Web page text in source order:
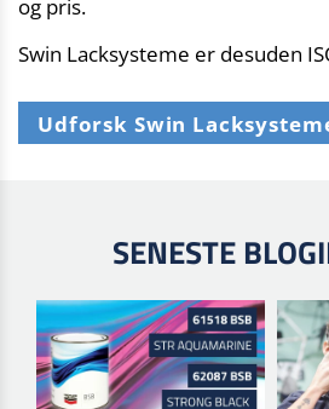
og pris.
Swin Lacksysteme er desuden
Udforsk Swin
SENESTE